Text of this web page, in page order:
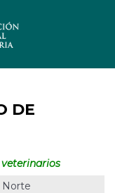
DE
Norte